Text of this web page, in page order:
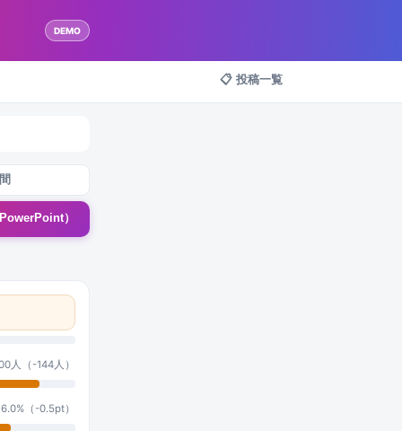
DEMO
📋 投稿一覧
）
人（-144人）
（-0.5pt）